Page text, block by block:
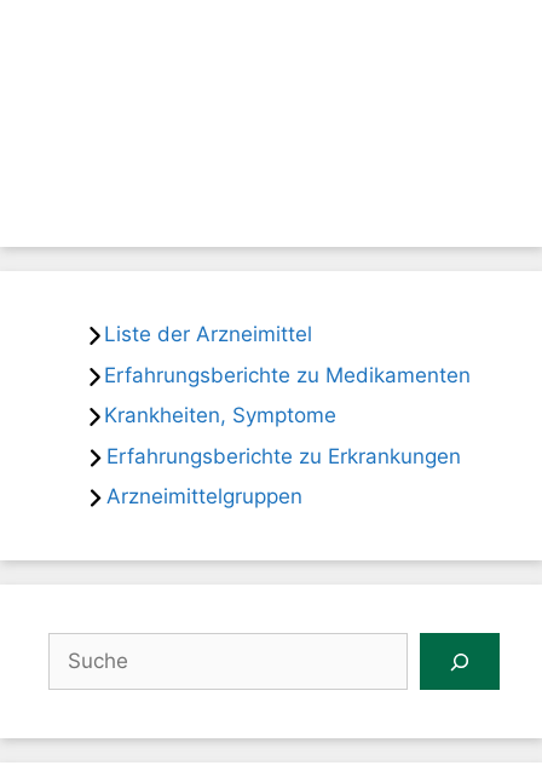
Liste der Arzneimittel
Erfahrungsberichte zu Medikamenten
Krankheiten, Symptome
Erfahrungsberichte zu Erkrankungen
Arzneimittelgruppen
Suchen